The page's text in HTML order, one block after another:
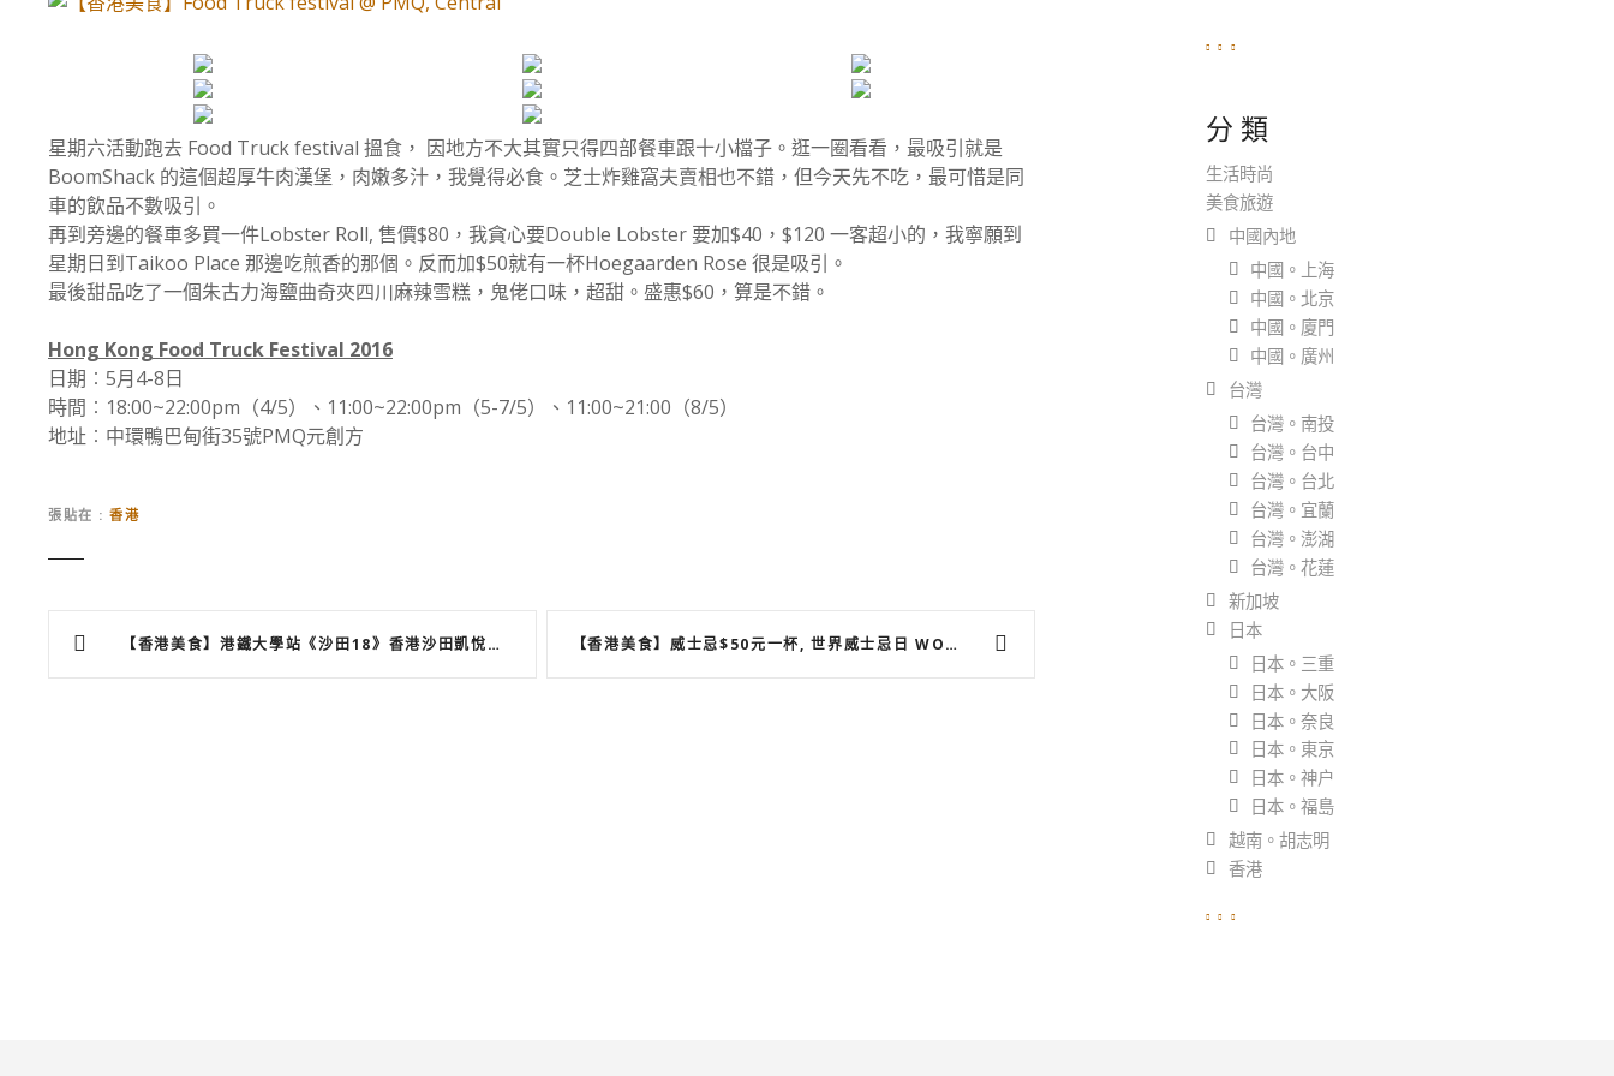
星期六活動跑去 Food Truck festival 搵食， 因地方不大其實只得四部餐車跟十小檔子。逛一圈看看，最吸引就是
BoomShack 的這個超厚牛肉漢堡，肉嫩多汁，我覺得必食。芝士炸雞窩夫賣相也不錯，但今天先不吃，最可惜是同
車的飲品不數吸引。
再到旁邊的餐車多買一件Lobster Roll, 售價$80，我貪心要Double Lobster 要加$40，$120 一客超小的，我寧願到
星期日到Taikoo Place 那邊吃煎香的那個。反而加$50就有一杯Hoegaarden Rose 很是吸引。
最後甜品吃了一個朱古力海鹽曲奇夾四川麻辣雪糕，鬼佬口味，超甜。盛惠$60，算是不錯。
Hong Kong Food Truck Festival 2016
日期︰5月4-8日
時間︰18:00~22:00pm（4/5）、11:00~22:00pm（5-7/5）、11:00~21:00（8/5）
地址︰中環鴨巴甸街35號PMQ元創方
張貼在 香港
文
【香港美食】港鐵大學站《沙田18》香港沙田凱悅酒店中菜廳 【香港美食】威士忌$50元一杯, 世界威士忌日 WORLD WHISKY DAY 2016
分 類
生活時尚
美食旅遊
中國內地
中國。上海
中國。北京
中國。廈門
中國。廣州
台灣
台灣。南投
台灣。台中
台灣。台北
台灣。宜蘭
台灣。澎湖
台灣。花蓮
新加坡
日本
日本。三重
日本。大阪
日本。奈良
日本。東京
日本。神户
日本。福島
越南。胡志明
香港